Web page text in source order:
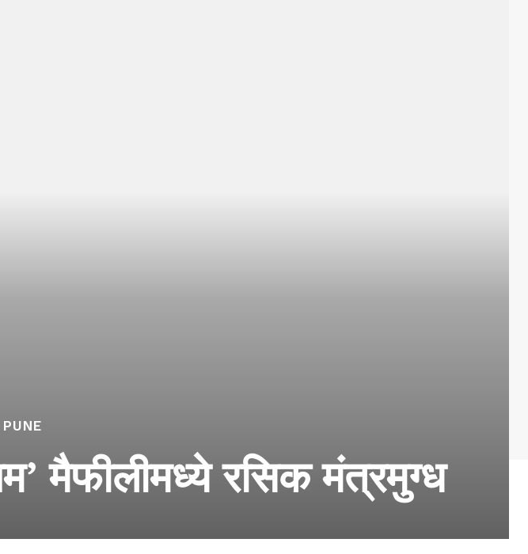
मैफीलीमध्ये रसिक मंत्रमुग्ध